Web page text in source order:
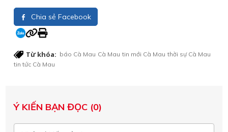
Chia sẻ Facebook
Từ khóa: báo Cà Mau Cà Mau tin mới Cà Mau thời sự Cà Mau
tin tức Cà Mau
Ý KIẾN BẠN ĐỌC (0)